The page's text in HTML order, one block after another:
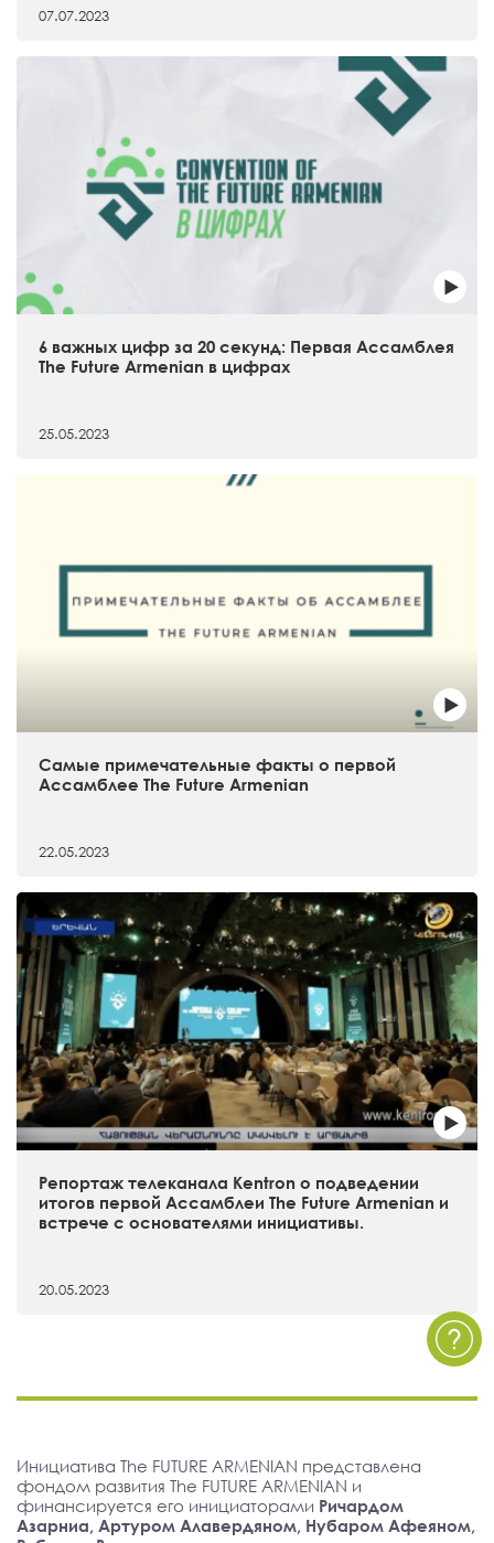
07.07.2023
6 важных цифр за 20 секунд: Первая Ассамблея
The Future Armenian в цифрах
25.05.2023
Самые примечательные факты о первой
Ассамблее The Future Armenian
22.05.2023
Репортаж телеканала Kentron о подведении
итогов первой Ассамблеи The Future Armenian и
встрече с основателями инициативы.
20.05.2023
Инициатива The FUTURE ARMENIAN представлена
фондом развития The FUTURE ARMENIAN и
финансируется его инициаторами Ричардом
Азарниа, Артуром Алавердяном, Нубаром Афеяном,